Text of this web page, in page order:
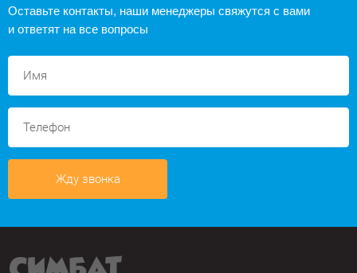
Оставьте контакты, наши менеджеры свяжутся с вами
и ответят на все вопросы
Жду звонка